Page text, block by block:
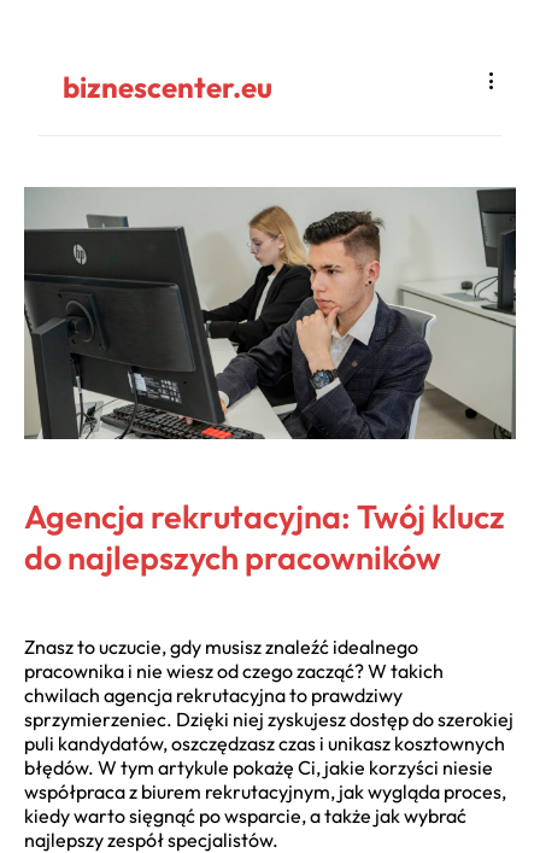
biznescenter.eu
Agencja rekrutacyjna: Twój klucz
do najlepszych pracowników
Znasz to uczucie, gdy musisz znaleźć idealnego
pracownika i nie wiesz od czego zacząć? W takich
chwilach agencja rekrutacyjna to prawdziwy
sprzymierzeniec. Dzięki niej zyskujesz dostęp do szerokiej
puli kandydatów, oszczędzasz czas i unikasz kosztownych
błędów. W tym artykule pokażę Ci, jakie korzyści niesie
współpraca z biurem rekrutacyjnym, jak wygląda proces,
kiedy warto sięgnąć po wsparcie, a także jak wybrać
najlepszy zespół specjalistów.